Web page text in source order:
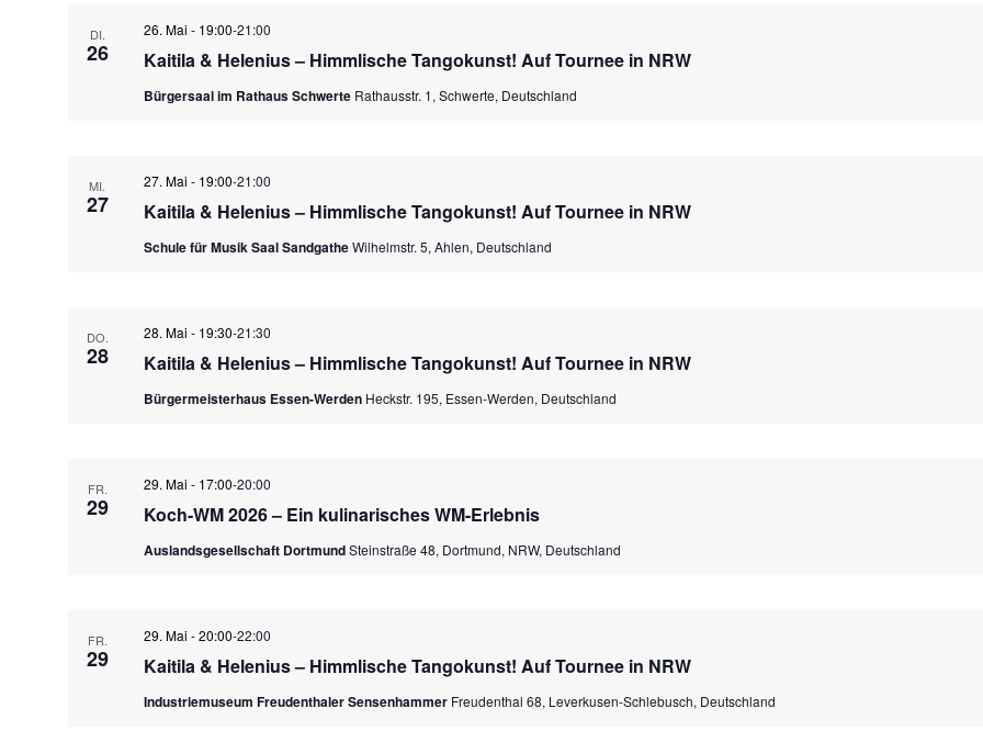
DI.
26 Kaitila & Helenius – Himmlische Tangokunst! Auf Tournee in NRW
26. Mai - 19:00-21:00
Bürgersaal im Rathaus Schwerte Rathausstr. 1, Schwerte, Deutschland
MI.
27 Kaitila & Helenius – Himmlische Tangokunst! Auf Tournee in NRW
27. Mai - 19:00-21:00
Schule für Musik Saal SandgatheWilhelmstr. 5, Ahlen, Deutschland
DO.
28 Kaitila & Helenius – Himmlische Tangokunst! Auf Tournee in NRW
28. Mai - 19:30-21:30
Bürgermeisterhaus Essen-Werden Heckstr. 195, Essen-Werden, Deutschland
FR.
29 Koch-WM 2026 – Ein kulinarisches WM-Erlebnis
29. Mai - 17:00-20:00
Auslandsgesellschaft DortmundSteinstraße 48, Dortmund, NRW, Deutschland
FR.
29 Kaitila & Helenius – Himmlische Tangokunst! Auf Tournee in NRW
29. Mai - 20:00-22:00
Industriemuseum Freudenthaler Sensenhammer Freudenthal 68, Leverkusen-Schlebusch, Deutschland